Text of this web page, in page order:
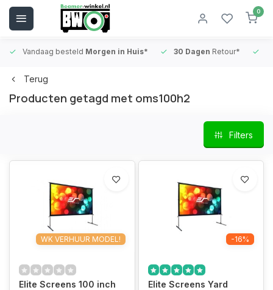
0
Vandaag besteld Morgen in Huis* 30 Dagen Retour*
Terug
Producten getagd met oms100h2
Filters
WK VERHUUR MODEL!
Elite Screens 100 inch
-16%
Elite Screens Yard